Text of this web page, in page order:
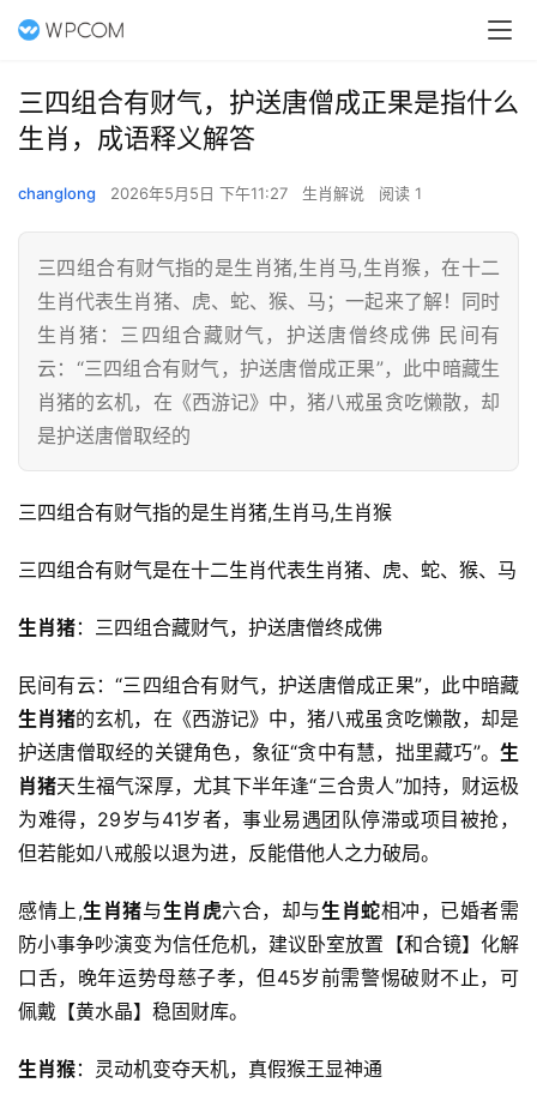
三四组合有财气，护送唐僧成正果是指什么
生肖，成语释义解答
changlong 2026年5月5日 下午11:27 生肖解说 阅读 1
三四组合有财气指的是生肖猪,生肖马,生肖猴，在十二
生肖代表生肖猪、虎、蛇、猴、马；一起来了解！同时
生肖猪：三四组合藏财气，护送唐僧终成佛 民间有
云：“三四组合有财气，护送唐僧成正果”，此中暗藏生
肖猪的玄机，在《西游记》中，猪八戒虽贪吃懒散，却
是护送唐僧取经的
三四组合有财气指的是生肖猪,生肖马,生肖猴
三四组合有财气是在十二生肖代表生肖猪、虎、蛇、猴、马
生肖猪：三四组合藏财气，护送唐僧终成佛
民间有云：“三四组合有财气，护送唐僧成正果”，此中暗藏
生肖猪的玄机，在《西游记》中，猪八戒虽贪吃懒散，却是
护送唐僧取经的关键角色，象征“贪中有慧，拙里藏巧”。 生
肖猪天生福气深厚，尤其下半年逢“三合贵人”加持，财运极
为难得，29岁与41岁者，事业易遇团队停滞或项目被抢，
但若能如八戒般以退为进，反能借他人之力破局。
感情上,生肖猪与生肖虎六合，却与生肖蛇相冲，已婚者需
防小事争吵演变为信任危机，建议卧室放置【和合镜】化解
口舌，晚年运势母慈子孝，但45岁前需警惕破财不止，可
佩戴【黄水晶】稳固财库。
生肖猴：灵动机变夺天机，真假猴王显神通